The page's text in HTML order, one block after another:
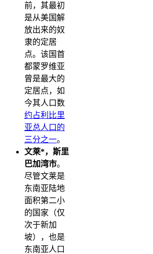
前，其最初
是从美国解
放出来的奴
隶的定居
点。该国首
都蒙罗维亚
曾是最大的
定居点，如
今其人口数
约占利比里
亚总人口的
三分之一。
文莱*，斯里
巴加湾市。
尽管文莱是
东南亚陆地
面积第二小
的国家（仅
次于新加
坡），也是
东南亚人口